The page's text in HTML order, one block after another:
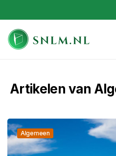
Artikelen van
Algemeen